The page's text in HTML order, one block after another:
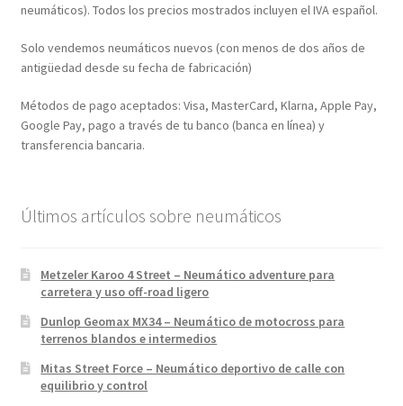
neumáticos). Todos los precios mostrados incluyen el IVA español.
Solo vendemos neumáticos nuevos (con menos de dos años de
antigüedad desde su fecha de fabricación)
Métodos de pago aceptados: Visa, MasterCard, Klarna, Apple Pay,
Google Pay, pago a través de tu banco (banca en línea) y
transferencia bancaria.
Últimos artículos sobre neumáticos
Metzeler Karoo 4 Street – Neumático adventure para
carretera y uso off-road ligero
Dunlop Geomax MX34 – Neumático de motocross para
terrenos blandos e intermedios
Mitas Street Force – Neumático deportivo de calle con
equilibrio y control